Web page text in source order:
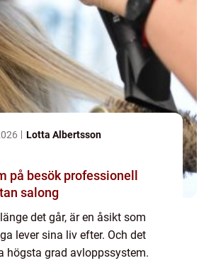
Lotta Albertsson
professionell
salong
det går, är en åsikt som
lever sina liv efter. Och det
högsta grad avloppssystem.